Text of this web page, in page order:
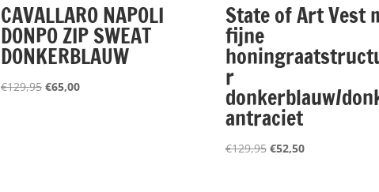
CAVALLARO NAPOLI
DONPO ZIP SWEAT
DONKERBLAUW
€129,95 Oorspronkelijke
€65,00Huidige
State of Art Vest
fijne
r
donkerblauw/
antraciet
€129,95 Oorspronkelijke
€52,50Huidige